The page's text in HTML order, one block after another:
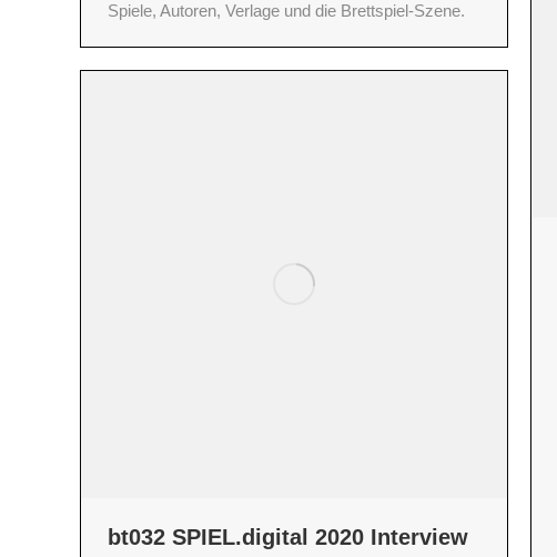
Spiele, Autoren, Verlage und die Brettspiel-Szene.
bt032 SPIEL.digital 2020 Interview